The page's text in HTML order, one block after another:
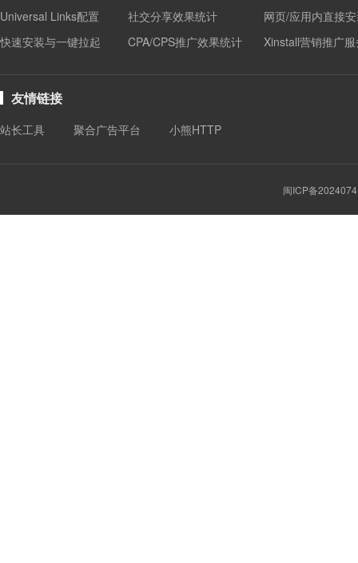
Universal Links配置
快速安装与一键拉起
社交分享效果统计
网页/应用内直接
CPA/CPS推广效果统计
Xinstall营销推广
友情链接
站长工具 聚合广告平台 小熊HTTP
闽ICP备